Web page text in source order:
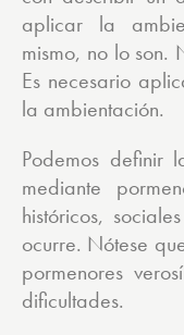
aplicar la
mismo, no lo son.
Es necesario
la ambientación.
Podemos definir
mediante
históricos,
ocurre. Nótese
pormenores
dificultades.